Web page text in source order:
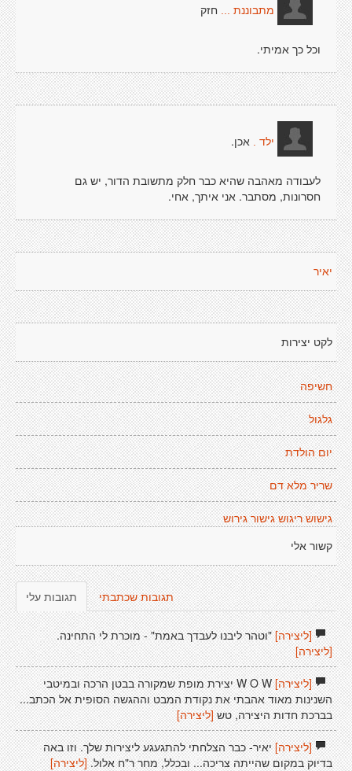
מתבוננת ... חזק
וכל כך אמיתי.
ילד . אכן.
לעבודה מאהבה שהיא כבר חלק מתשובת הדור, יש גם
חסרונות, מסתבר. אני איתך, אחי.
יאיר
לקט יצירות
חשיפה
גלגול
יום הולדת
שריר מלא דם
גישוש ריגוש גישור גירוש
קשור אלי
תגובות עלי תגובות שכתבתי
[ליצירה]"וטהר ליבנו לעבדך באמת" - מוכרת לי התחינה.
[ליצירה]
[ליצירה]
W O W יצירת מופת שמקורה בבטן הרכה ובמיטבי
השנינות מאוד אהבתי את נקודת המבט וההגשה הסופית אל הכתב...
בברכת חדות היצירה, טש [ליצירה]
[ליצירה]יאיר- כבר הצלחתי להתגעגע ליצירות שלך. וזו באה
בדיוק במקום שהייתה צריכה... ובכלל, מחר ר"ח אלול. [ליצירה]